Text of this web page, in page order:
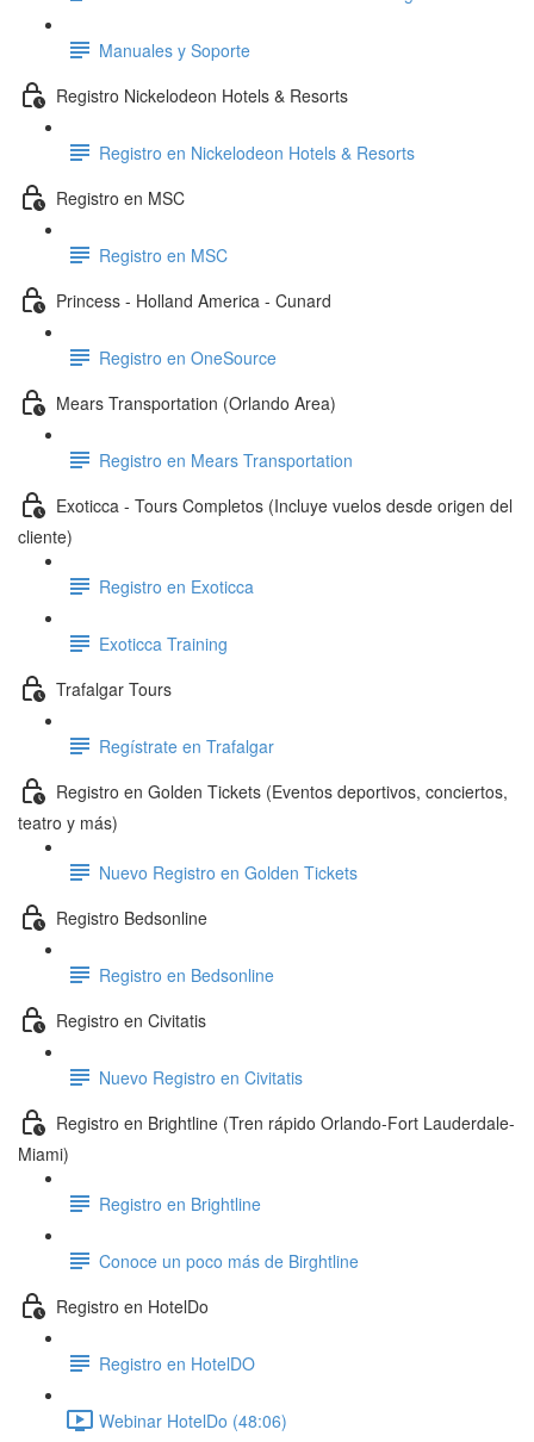
Manuales y Soporte
Registro Nickelodeon Hotels & Resorts
Registro en Nickelodeon Hotels & Resorts
Registro en MSC
Registro en MSC
Princess - Holland America - Cunard
Registro en OneSource
Mears Transportation (Orlando Area)
Registro en Mears Transportation
Exoticca - Tours Completos (Incluye vuelos desde origen del
cliente)
Registro en Exoticca
Exoticca Training
Trafalgar Tours
Regístrate en Trafalgar
Registro en Golden Tickets (Eventos deportivos, conciertos,
teatro y más)
Nuevo Registro en Golden Tickets
Registro Bedsonline
Registro en Bedsonline
Registro en Civitatis
Nuevo Registro en Civitatis
Registro en Brightline (Tren rápido Orlando-Fort Lauderdale-
Miami)
Registro en Brightline
Conoce un poco más de Birghtline
Registro en HotelDo
Registro en HotelDO
Webinar HotelDo (48:06)